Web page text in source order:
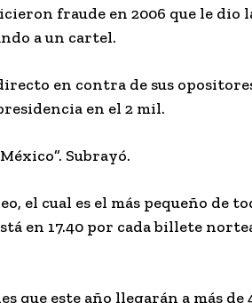
fraude en 2006 que le dio
a un cartel.
en contra de sus
en el 2 mil.
Subrayó.
el cual es el más pequeño de
en 17.40 por cada billete
que este año llegarán a más de